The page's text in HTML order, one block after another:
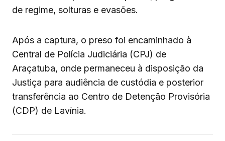
de regime, solturas e evasões.
Após a captura, o preso foi encaminhado à
Central de Polícia Judiciária (CPJ) de
Araçatuba, onde permaneceu à disposição da
Justiça para audiência de custódia e posterior
transferência ao Centro de Detenção Provisória
(CDP) de Lavínia.